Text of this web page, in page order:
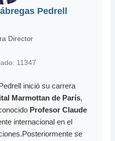
Pedrell
Director
11347
inició su carrera
Marmottan de París,
Profesor Claude
internacional en el
se